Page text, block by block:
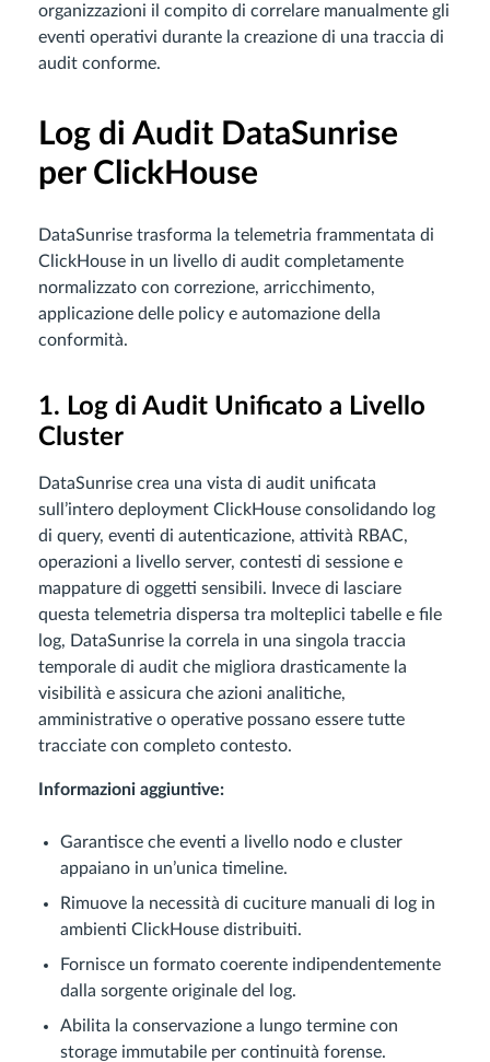
organizzazioni il compito di correlare manualmente gli
eventi operativi durante la creazione di una traccia di
audit conforme.
Log di Audit DataSunrise
per ClickHouse
DataSunrise trasforma la telemetria frammentata di
ClickHouse in un livello di audit completamente
normalizzato con correzione, arricchimento,
applicazione delle policy e automazione della
conformità.
1. Log di Audit Unificato a Livello
Cluster
DataSunrise crea una vista di audit unificata
sull’intero deployment ClickHouse consolidando log
di query, eventi di autenticazione, attività RBAC,
operazioni a livello server, contesti di sessione e
mappature di oggetti sensibili. Invece di lasciare
questa telemetria dispersa tra molteplici tabelle e file
log, DataSunrise la correla in una singola traccia
temporale di audit che migliora drasticamente la
visibilità e assicura che azioni analitiche,
amministrative o operative possano essere tutte
tracciate con completo contesto.
Informazioni aggiuntive:
Garantisce che eventi a livello nodo e cluster
appaiano in un’unica timeline.
Rimuove la necessità di cuciture manuali di log in
ambienti ClickHouse distribuiti.
Fornisce un formato coerente indipendentemente
dalla sorgente originale del log.
Abilita la conservazione a lungo termine con
storage immutabile per continuità forense.